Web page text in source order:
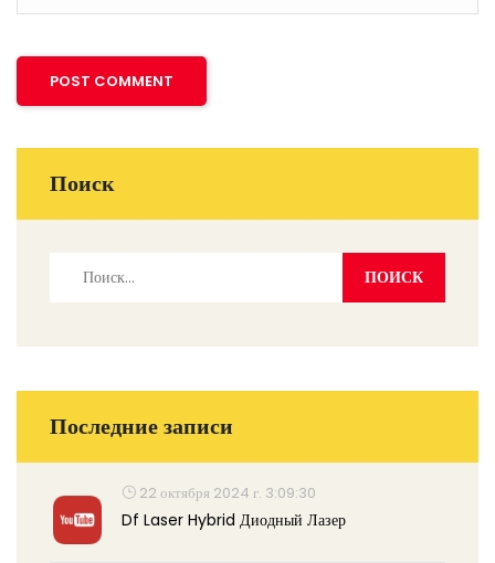
Поиск
Последние записи
22 октября 2024 г. 3:09:30
Df Laser Hybrid Диодный Лазер